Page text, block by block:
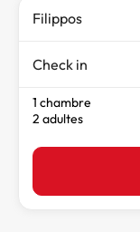
Check in
1 chambre
2 adultes